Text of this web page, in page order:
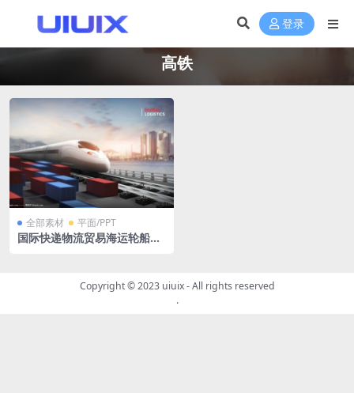
登录
高铁
全部素材 平面/PPT
国际快递物流贸易海运轮船海
Copyright © 2023 uiuix- All rights reserved
.